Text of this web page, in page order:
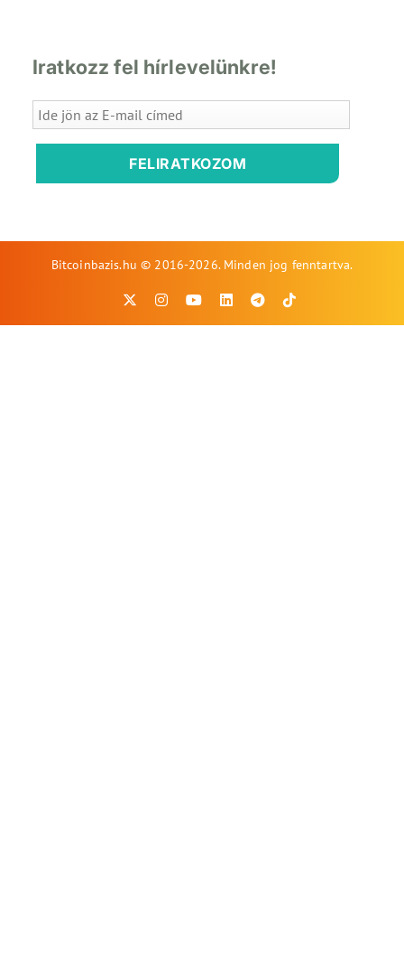
Iratkozz fel hírlevelünkre!
FELIRATKOZOM
Bitcoinbazis.hu © 2016-2026. Minden jog fenntartva.